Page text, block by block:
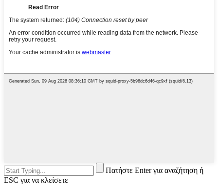
Πατήστε Enter για αναζήτηση ή
ESC για να κλείσετε